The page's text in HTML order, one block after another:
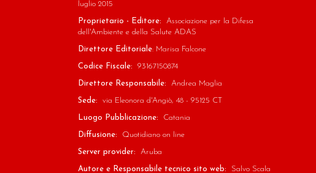
luglio 2015
Proprietario - Editore: Associazione per la Difesa
dell'Ambiente e della Salute ADAS
Direttore Editoriale: Marisa Falcone
Codice Fiscale: 93167150874
Direttore Responsabile: Andrea Maglia
Sede: via Eleonora d'Angiò, 48 - 95125 CT
Luogo Pubblicazione: Catania
Diffusione: Quotidiano on line
Server provider: Aruba
Autore e Responsabile tecnico sito web: Salvo Scala